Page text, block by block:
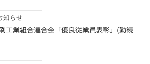
知らせ
工業組合連合会「優良従業員表彰」(勤続